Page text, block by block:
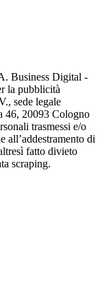
Business Digital -
la pubblicità
sede legale
46, 20093 Cologno
trasmessi e/o
all’addestramento di
fatto divieto
scraping.